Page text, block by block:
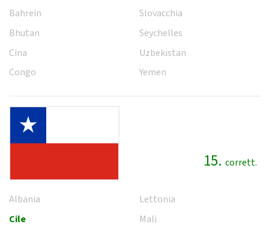
Bahrein
Bhutan
Cina
Congo
Slovacchia
Seychelles
Uzbekistan
Yemen
15. corrett.
Albania
Cile
Lettonia
Mali